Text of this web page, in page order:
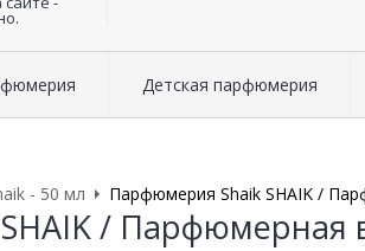
Детская парфюмерия
- 50 мл Парфюмерия Shaik SHAIK /
/ Парфюмерная